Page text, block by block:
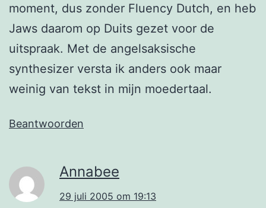
moment, dus zonder Fluency Dutch, en heb
Jaws daarom op Duits gezet voor de
uitspraak. Met de angelsaksische
synthesizer versta ik anders ook maar
weinig van tekst in mijn moedertaal.
Beantwoorden
Annabee
29 juli 2005 om 19:13